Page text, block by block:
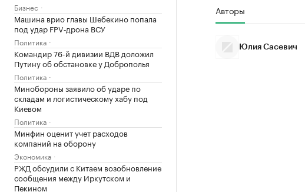
Бизнес
Машина врио главы Шебекино попала
под удар FPV‑дрона ВСУ
Политика
Командир 76-й дивизии ВДВ доложил
Путину об обстановке у Доброполья
Политика
Минобороны заявило об ударе по
складам и логистическому хабу под
Киевом
Политика
Минфин оценит учет расходов
компаний на оборону
Экономика
РЖД обсудили с Китаем возобновление
сообщения между Иркутском и
Пекином
Авторы
Юлия Сасевич